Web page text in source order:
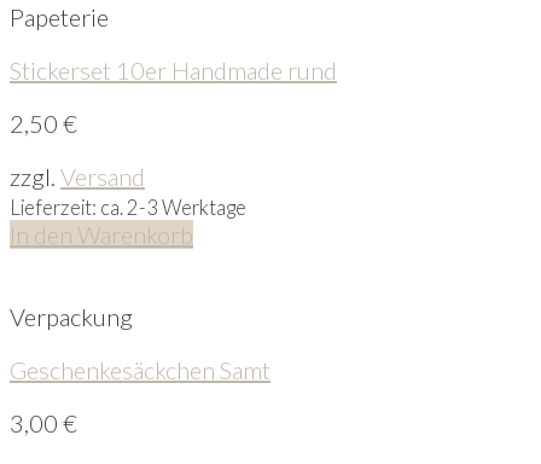
Papeterie
Stickerset 10er Handmade rund
2,50 €
zzgl. Versand
Lieferzeit: ca. 2-3 Werktage
In den Warenkorb
Verpackung
Geschenkesäckchen Samt
3,00 €